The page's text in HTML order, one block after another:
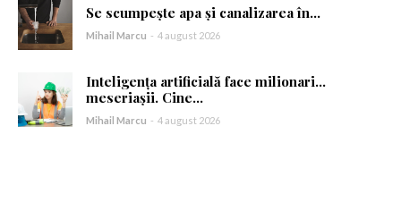
Am citit și accept Politica de confidențialitate
Se scumpește apa și canalizarea în...
Mihail Marcu - 4 august 2026
Inteligența artificială face milionari…
meseriașii. Cine...
Mihail Marcu - 4 august 2026